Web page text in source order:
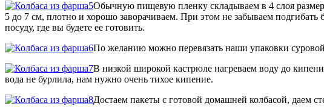
Обычную пищевую пленку складываем в 4 слоя
5 до 7 см, плотно и хорошо заворачиваем. При этом не забываем
посуду, где вы будете ее готовить.
По желанию можно перевязать наши упаковки
В низкой широкой кастрюле нагреваем воду до
вода не бурлила, нам нужно очень тихое кипение.
Достаем пакеты с готовой домашней колбасой, даем